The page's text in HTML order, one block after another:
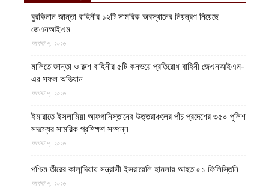
বুরকিনান জান্তা বাহিনীর ১২টি সামরিক অবস্থানের নিয়ন্ত্রণ নিয়েছে
জেএনআইএম
আগস্ট ৭, ২০২৬
মালিতে জান্তা ও রুশ বাহিনীর ৫টি কনভয়ে প্রতিরোধ বাহিনী জেএনআইএম-
এর সফল অভিযান
আগস্ট ৭, ২০২৬
ইমারাতে ইসলামিয়া আফগানিস্তানের উত্তরাঞ্চলের পাঁচ প্রদেশের ৩৫০ পুলিশ
সদস্যের সামরিক প্রশিক্ষণ সম্পন্ন
আগস্ট ৭, ২০২৬
পশ্চিম তীরের কালান্দিয়ায় সন্ত্রাসী ইসরায়েলি হামলায় আহত ৫১ ফিলিস্তিনি
আগস্ট ৭, ২০২৬